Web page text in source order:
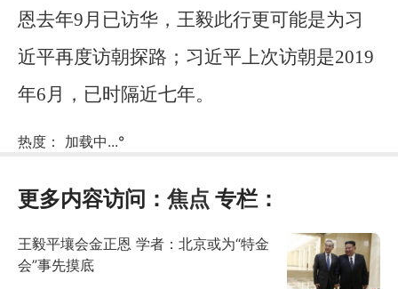
恩去年9月已访华，王毅此行更可能是为习
近平再度访朝探路；习近平上次访朝是2019
年6月，已时隔近七年。
热度： 加载中...°
更多内容访问： 焦点 专栏：
王毅平壤会金正恩 学者：北京或为“特金
会”事先摸底